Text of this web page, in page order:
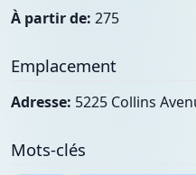
À partir de: 275
Emplacement
Adresse: 5225 Collins
Mots-clés